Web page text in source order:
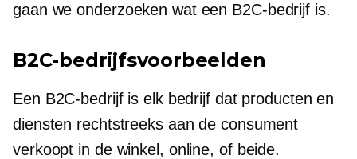
gaan we onderzoeken wat een B2C-bedrijf is.
B2C-bedrijfsvoorbeelden
Een B2C-bedrijf is elk bedrijf dat producten en
diensten rechtstreeks aan de consument
verkoopt in de winkel, online, of beide.